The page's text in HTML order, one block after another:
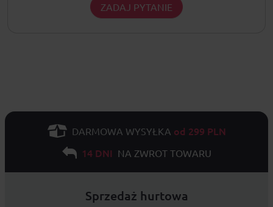
ZADAJ PYTANIE
DARMOWA WYSYŁKA od 299 PLN
14 DNI NA ZWROT TOWARU
Sprzedaż hurtowa